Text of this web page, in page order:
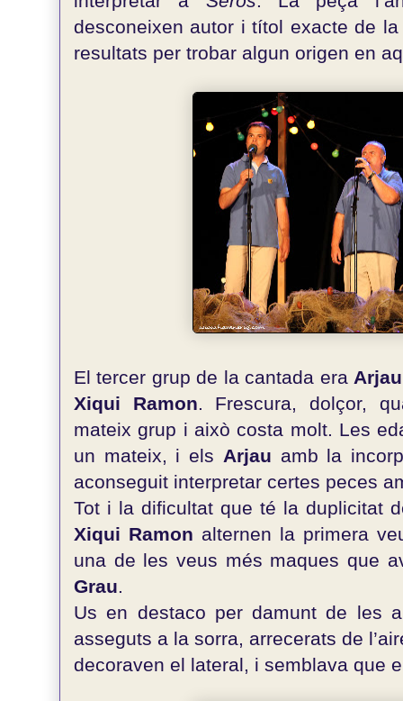
desconeixen autor i títol exacte de
resultats per trobar algun origen en
El tercer grup de la cantada era Arjau
Xiqui Ramon. Frescura, dolçor,
mateix grup i això costa molt. Les
un mateix, i els Arjau amb la
aconseguit interpretar certes peces
Tot i la dificultat que té la duplicitat
Xiqui Ramon alternen la primera
una de les veus més maques que
Grau.
Us en destaco per damunt de les
asseguts a la sorra, arrecerats de
decoraven el lateral, i semblava que